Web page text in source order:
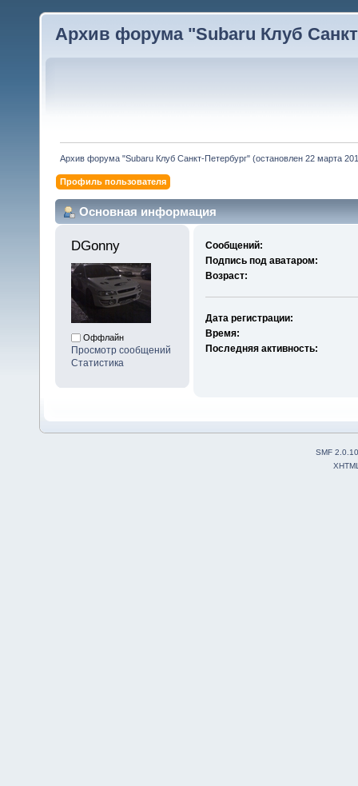
Архив форума "Subaru Клуб
Архив форума "Subaru Клуб Санкт-Петербург" (остановлен 22 марта
Профиль пользователя
Основная информация
DGonny
Оффлайн
Просмотр сообщений
Статистика
Сообщений:
Подпись под аватаром:
Возраст:
Дата регистрации:
Время:
Последняя активность:
SMF 2.0.10